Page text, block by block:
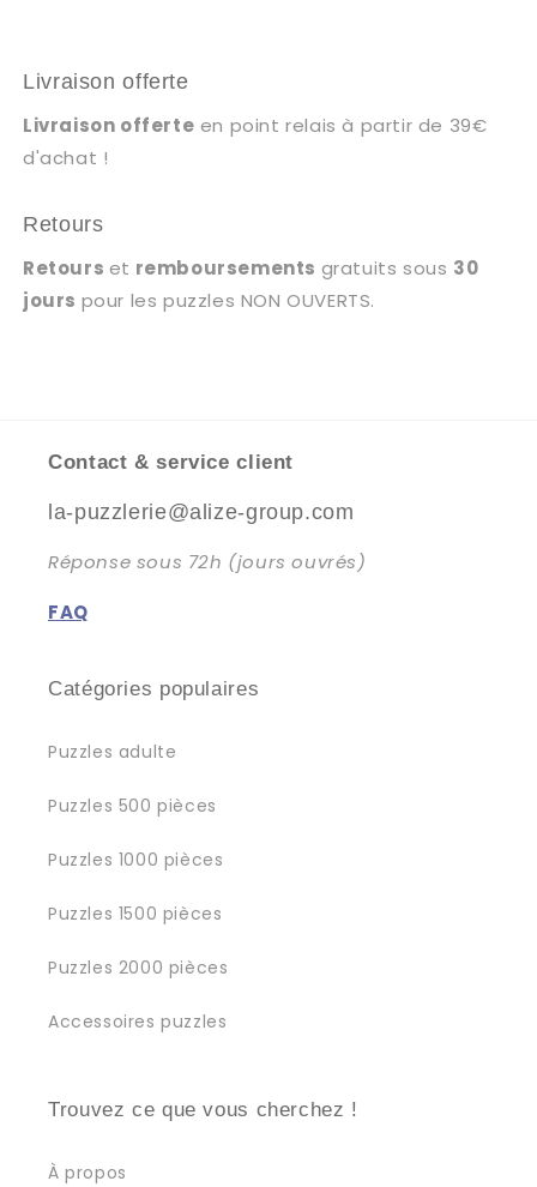
Livraison offerte
Livraison offerte en point relais à partir de 39€
d'achat !
Retours
Retours et remboursements gratuits sous 30
jours pour les puzzles NON OUVERTS.
Contact & service client
la-puzzlerie@alize-group.com
Réponse sous 72h (jours ouvrés)
FAQ
Catégories populaires
Puzzles adulte
Puzzles 500 pièces
Puzzles 1000 pièces
Puzzles 1500 pièces
Puzzles 2000 pièces
Accessoires puzzles
Trouvez ce que vous cherchez !
À propos